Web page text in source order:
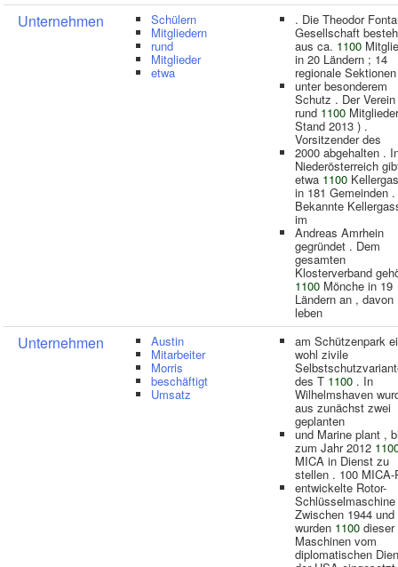
Unternehmen Schülern
Mitgliedern
rund
Mitglieder
etwa
. Die Theodor
Gesellschaft
aus ca. 1100
in 20 Ländern ; 14
regionale Sektionen
unter besonderem
Schutz . Der
rund 1100
Stand 2013 ) .
Vorsitzender des
2000 abgehalten .
Niederösterreich
etwa 1100
in 181 Gemeinden .
Bekannte
im
Andreas Amrhein
gegründet . Dem
gesamten
Klosterverband
1100 Mönche in 19
Ländern an , davon
leben
Unternehmen Austin
Mitarbeiter
Morris
beschäftigt
Umsatz
am Schützenpark
wohl zivile
des T 1100 . In
Wilhelmshaven
aus zunächst zwei
geplanten
und Marine plant ,
zum Jahr 2012
MICA in Dienst zu
stellen . 100 MICA-
entwickelte Rotor-
Zwischen 1944 und
wurden 1100 dieser
Maschinen vom
diplomatischen